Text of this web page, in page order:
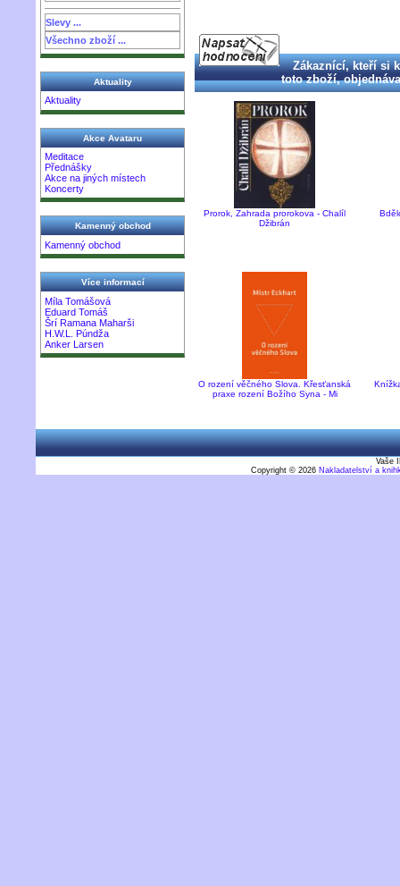
Slevy ...
Všechno zboží ...
Aktuality
Aktuality
Akce Avataru
Meditace
Přednášky
Akce na jiných místech
Koncerty
Kamenný obchod
Kamenný obchod
Více informací
Míla Tomášová
Eduard Tomáš
Šrí Ramana Maharši
H.W.L. Púndža
Anker Larsen
Zákaznící, kteří si
toto zboží,
Prorok, Zahrada prorokova - Chalíl
Džibrán
O rození věčného Slova. Křesťanská
praxe rození Božího Syna - Mi
Vaše
Copyright © 2026 Nakladatelství a